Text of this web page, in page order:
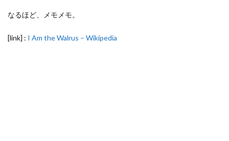
なるほど、メモメモ。
[link] : I Am the Walrus – Wikipedia